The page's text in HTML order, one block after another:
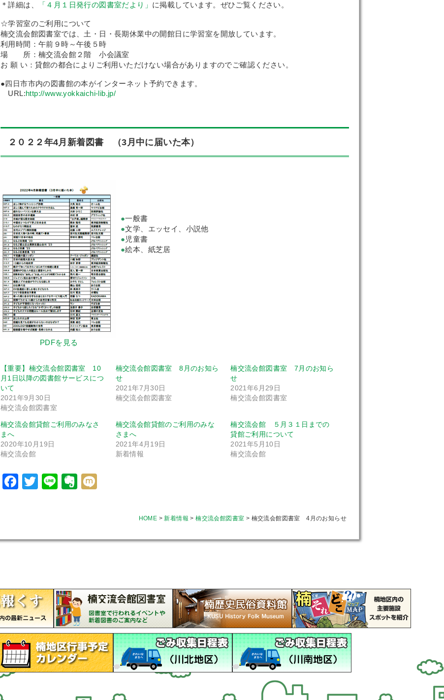
＊詳細は、
「４月１日発行の図書室だより」 に掲載しています。ぜひご覧ください。
☆学習室のご利用について
楠交流会館図書室では、土・日・長期休業中の開館日に学習室を開放しています。
利用時間：午前９時～午後５時
場 所：楠交流会館２階 小会議室
お 願 い：貸館の都合によりご利用いただけない場合がありますのでご確認ください。
●四日市市内の図書館の本がインターネット予約できます。
URL:http://www.yokkaichi-lib.jp/
２０２２年4月新着図書 （3月中に届いた本）
●一般書
●文学、エッセイ、小説他
● 児童書
●絵本、紙芝居
PDFを見る
【重要】楠交流会館図書室 10
月1日以降の図書館サービスにつ
いて
2021年9月30日
楠交流会館図書室
楠交流会館図書室 8月のお知ら
せ
2021年7月30日
楠交流会館図書室
楠交流会館図書室 7月のお知ら
せ
2021年6月29日
楠交流会館図書室
楠交流会館貸館ご利用のみなさ
まへ
2020年10月19日
楠交流会館
楠交流会館貸館のご利用のみな
さまへ
2021年4月19日
新着情報
楠交流会館 ５月３１日までの
貸館ご利用について
2021年5月10日
楠交流会館
Facebook
Twitter
LineEvernote
HOME >新着情報 >楠交流会館図書室 > 楠交流会館図書室 4月のお知らせ